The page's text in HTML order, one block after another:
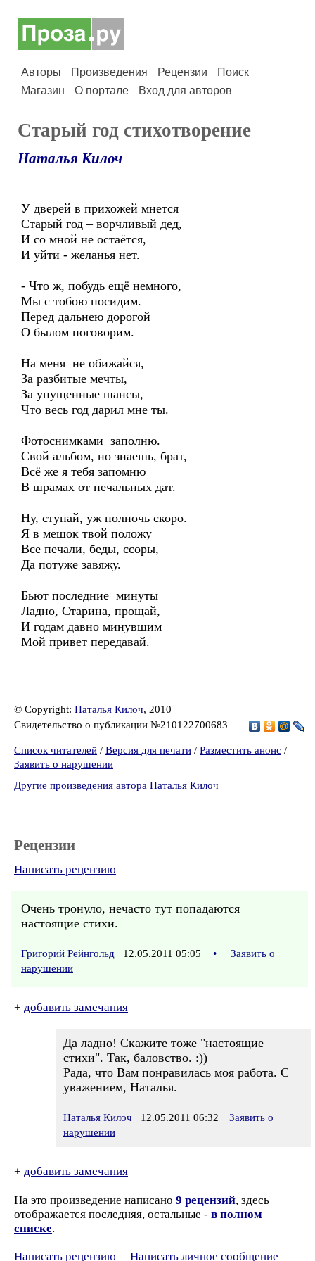
Авторы Произведения Рецензии
Поиск
Магазин
О портале Вход для авторов
Старый год стихотворение
Наталья Килоч
У дверей в прихожей мнется
Старый год – ворчливый дед,
И со мной не остаётся,
И уйти - желанья нет.
- Что ж, побудь ещё немного,
Мы с тобою посидим.
Перед дальнею дорогой
О былом поговорим.
На меня не обижайся,
За разбитые мечты,
За упущенные шансы,
Что весь год дарил мне ты.
Фотоснимками заполню.
Свой альбом, но знаешь, брат,
Всё же я тебя запомню
В шрамах от печальных дат.
Ну, ступай, уж полночь скоро.
Я в мешок твой положу
Все печали, беды, ссоры,
Да потуже завяжу.
Бьют последние минуты
Ладно, Старина, прощай,
И годам давно минувшим
Мой привет передавай.
© Copyright: Наталья Килоч, 2010
Свидетельство о публикации №210122700683
Список читателей / Версия для печати / Разместить анонс /
Заявить о нарушении
Другие произведения автора Наталья Килоч
Рецензии
Написать рецензию
Очень тронуло, нечасто тут попадаются
настоящие стихи.
Григорий Рейнгольд 12.05.2011 05:05 •
Заявить о
нарушении
+ добавить замечания
Да ладно! Скажите тоже "настоящие
стихи". Так, баловство. :))
Рада, что Вам понравилась моя работа. С
уважением, Наталья.
Наталья Килоч 12.05.2011 06:32
Заявить о
нарушении
+ добавить замечания
На это произведение написано 9 рецензий, здесь
отображается последняя, остальные - в полном
списке.
Написать рецензию Написать личное сообщение